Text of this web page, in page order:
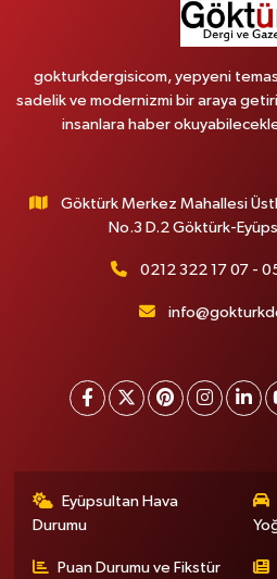
gokturkdergisicom, yepyeni
sadelik ve modernizmi bir araya
insanlara haber
Göktürk Merkez Mahallesi
No.3 D.2 Göktürk-
0212 322 17 07 -
Eyüpsultan Hava
Durumu
Puan Durumu ve Fikstür